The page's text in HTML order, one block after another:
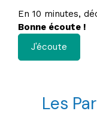
En 10 minutes,
Bonne écoute !
J'écoute
Les